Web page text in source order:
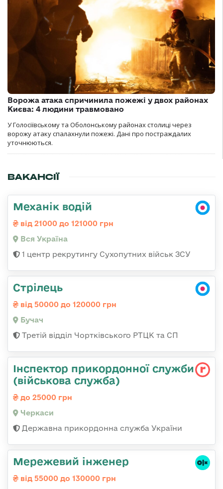
Ворожа атака спричинила пожежі у двох районах
Києва: 4 людини травмовано
У Голосіївському та Оболонському районах столиці через
ворожу атаку спалахнули пожежі. Дані про постраждалих
уточнюються.
ВАКАНСІЇ
Механік водій
від 21000 до 121000 грн
Вся Україна
1 центр рекрутингу Сухопутних військ ЗСУ
Стрілець
від 50000 до 120000 грн
Бучач
Третій відділ Чортківського РТЦК та СП
Інспектор прикордонної служби
(військова служба)
до 25000 грн
Черкаси
Державна прикордонна служба України
Мережевий інженер
від 55000 до 130000 грн